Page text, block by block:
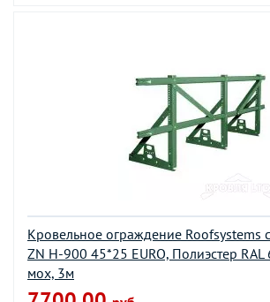
Кровельное ограждение Roofsystems
ZN H-900 45*25 EURO, Полиэстер
мох, 3м